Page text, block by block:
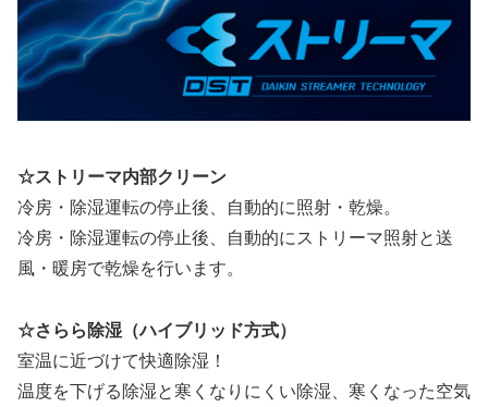
☆ストリーマ内部クリーン
冷房・除湿運転の停止後、自動的に照射・乾燥。
冷房・除湿運転の停止後、自動的にストリーマ照射と送
風・暖房で乾燥を行います。
☆さらら除湿（ハイブリッド方式）
室温に近づけて快適除湿！
温度を下げる除湿と寒くなりにくい除湿、寒くなった空気